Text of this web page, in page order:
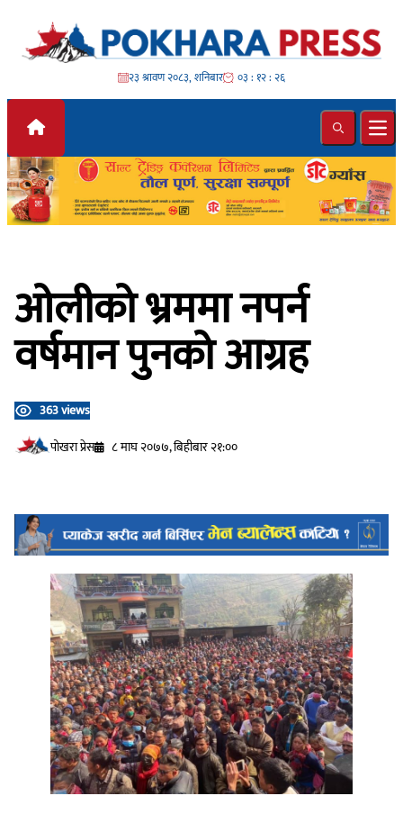
Skip to content
२३ श्रावण २०८३, शनिबार ०३ : १२ : २८
Search
ओलीको भ्रममा नपर्न
वर्षमान पुनको आग्रह
363 views
प‍ोखरा प्रेस
८ माघ २०७७, बिहीबार २१:००